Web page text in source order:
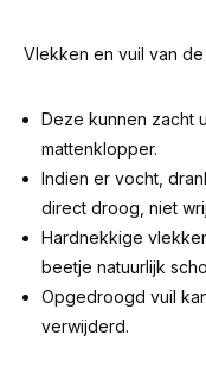
Vlekken en vuil van
Deze kunnen zacht
mattenklopper.
Indien er vocht,
direct droog, niet
Hardnekkige
beetje natuurlijk
Opgedroogd vuil
verwijderd.